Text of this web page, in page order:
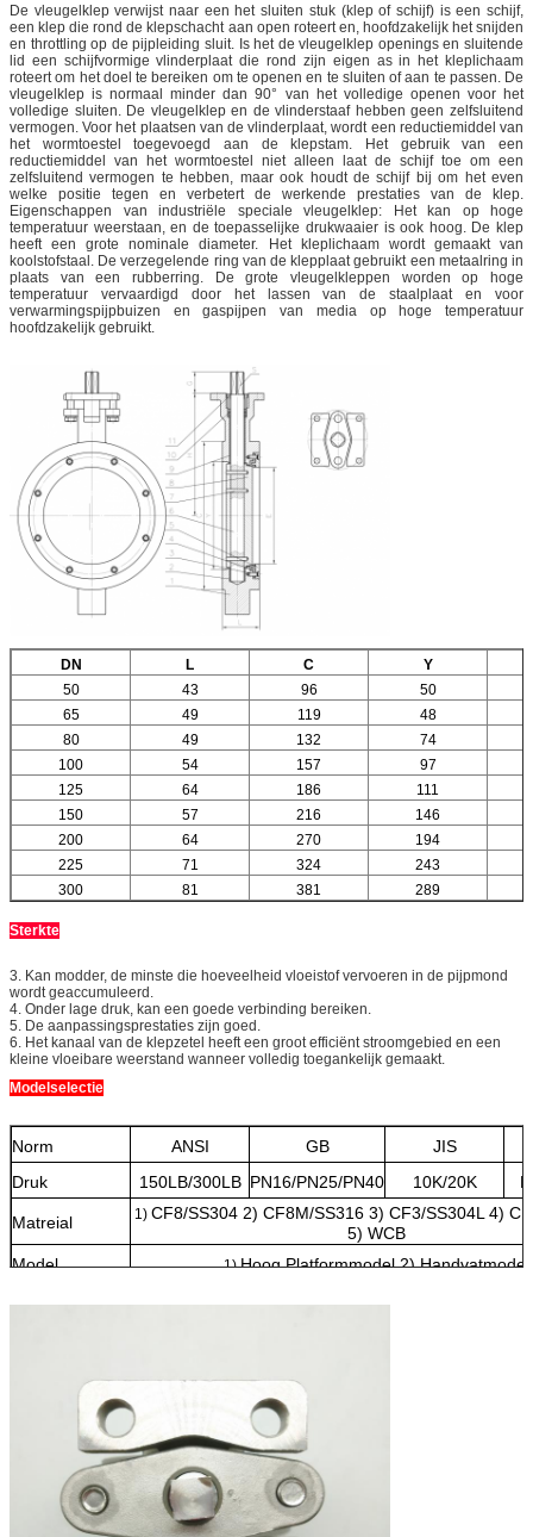
De vleugelklep verwijst naar een het sluiten stuk (klep of schijf) is een schijf,
een klep die rond de klepschacht aan open roteert en, hoofdzakelijk het snijden
en throttling op de pijpleiding sluit. Is het de vleugelklep openings en sluitende
lid een schijfvormige vlinderplaat die rond zijn eigen as in het kleplichaam
roteert om het doel te bereiken om te openen en te sluiten of aan te passen. De
vleugelklep is normaal minder dan 90° van het volledige openen voor het
volledige sluiten. De vleugelklep en de vlinderstaaf hebben geen zelfsluitend
vermogen. Voor het plaatsen van de vlinderplaat, wordt een reductiemiddel van
het wormtoestel toegevoegd aan de klepstam. Het gebruik van een
reductiemiddel van het wormtoestel niet alleen laat de schijf toe om een
zelfsluitend vermogen te hebben, maar ook houdt de schijf bij om het even
welke positie tegen en verbetert de werkende prestaties van de klep.
Eigenschappen van industriële speciale vleugelklep: Het kan op hoge
temperatuur weerstaan, en de toepasselijke drukwaaier is ook hoog. De klep
heeft een grote nominale diameter. Het kleplichaam wordt gemaakt van
koolstofstaal. De verzegelende ring van de klepplaat gebruikt een metaalring in
plaats van een rubberring. De grote vleugelkleppen worden op hoge
temperatuur vervaardigd door het lassen van de staalplaat en voor
verwarmingspijpbuizen en gaspijpen van media op hoge temperatuur
hoofdzakelijk gebruikt.
DN L C
Y
50
43 96
50
65
49 119
48
80
49 132
74
100
54 157
97
125
64 186
111
150
57 216
146
200
64 270
194
225
71 324
243
300
81 381 289
Sterkte
3. Kan modder, de minste die hoeveelheid vloeistof vervoeren in de pijpmond
wordt geaccumuleerd.
4. Onder lage druk, kan een goede verbinding bereiken.
5. De aanpassingsprestaties zijn goed.
6. Het kanaal van de klepzetel heeft een groot efficiënt stroomgebied en een
kleine vloeibare weerstand wanneer volledig toegankelijk gemaakt.
Modelselectie
Norm ANSI GB
JIS
Druk
150LB/300LB PN16/PN25/PN40 10K/20K
Matreial 1) CF8/SS304 2) CF8M/SS316 3) CF3/SS304L 4)
5) WCB
Model
1)Hoog Platformmodel 2) Handvatmodel